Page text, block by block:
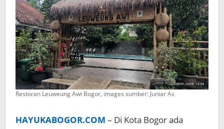
Restoran Leuweung Awi Bogor, images sumber: Juniar As
HAYUKABOGOR.COM – Di Kota Bogor ada